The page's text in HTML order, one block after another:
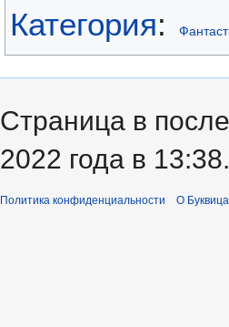
Категория:
Страница в
2022 года в 13:38.
Политика конфиденциальности О Буквица